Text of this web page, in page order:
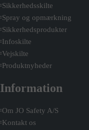
Sikkerhedsskilte
Spray og opmærkning
Sikkerhedsprodukter
Infoskilte
Vejskilte
Produktnyheder
Information
Om JO Safety A/S
Kontakt os